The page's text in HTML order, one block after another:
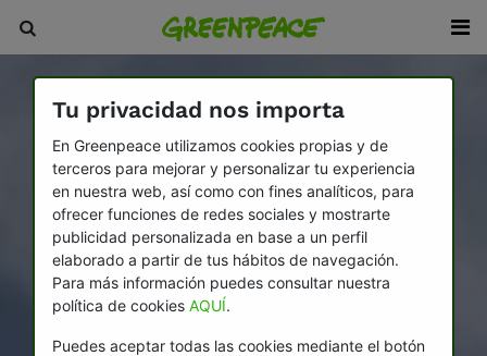
Tu privacidad nos importa
En Greenpeace utilizamos cookies propias y de
terceros para mejorar y personalizar tu experiencia
en nuestra web, así como con fines analíticos, para
ofrecer funciones de redes sociales y mostrarte
publicidad personalizada en base a un perfil
elaborado a partir de tus hábitos de navegación.
Para más información puedes consultar nuestra
política de cookies AQUÍ.
Puedes aceptar todas las cookies mediante el botón